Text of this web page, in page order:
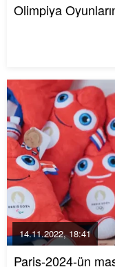
Olimpiya
14.11.2022, 18:41
Paris-2024-ün